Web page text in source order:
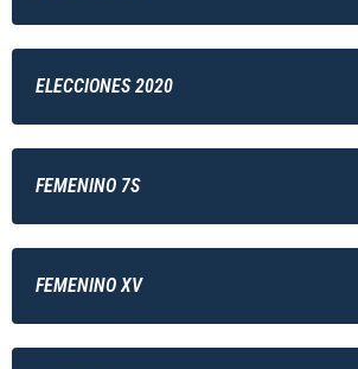
ELECCIONES 2020
FEMENINO 7S
FEMENINO XV